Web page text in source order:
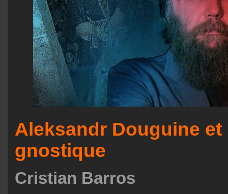
Aleksandr Douguine
gnostique
Cristian Barros